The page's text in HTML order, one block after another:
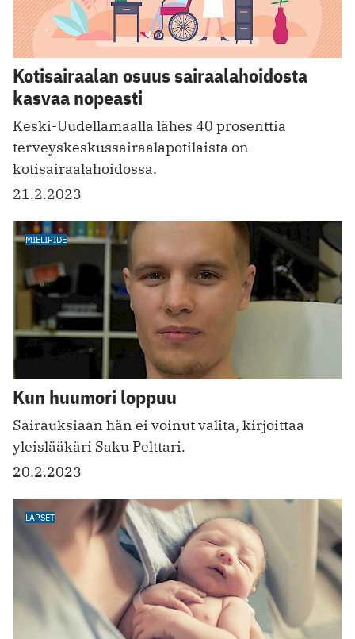
Kotisairaalan osuus sairaalahoidosta
kasvaa nopeasti
Keski-Uudellamaalla lähes 40 prosenttia
terveyskeskussairaalapotilaista on
kotisairaalahoidossa.
21.2.2023
MIELIPIDE
Kun huumori loppuu
Sairauksiaan hän ei voinut valita, kirjoittaa
yleislääkäri Saku Pelttari.
20.2.2023
LAPSET